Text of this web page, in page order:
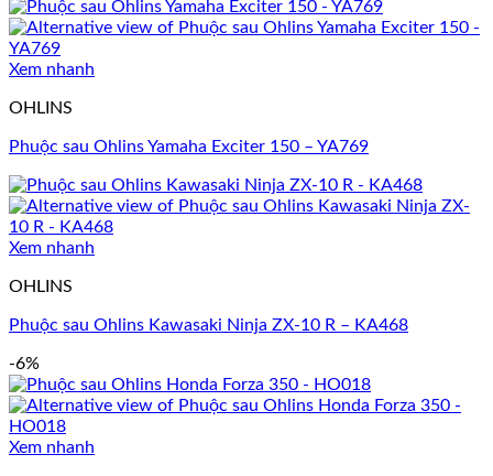
Xem nhanh
OHLINS
Phuộc sau Ohlins Yamaha Exciter 150 – YA769
Xem nhanh
OHLINS
Phuộc sau Ohlins Kawasaki Ninja ZX-10 R – KA468
-6%
Xem nhanh